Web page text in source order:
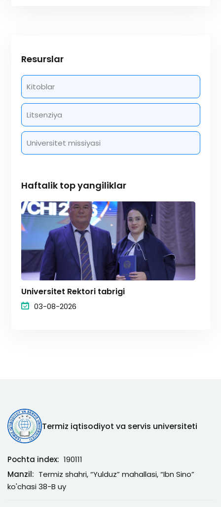
Resurslar
Kitoblar
Litsenziya
Universitet missiyasi
Haftalik top yangiliklar
Universitet Rektori tabrigi
03-08-2026
Termiz iqtisodiyot va servis universiteti
Pochta index: 190111
Manzil: Termiz shahri, “Yulduz” mahallasi, “Ibn Sino”
ko'chasi 38-B uy